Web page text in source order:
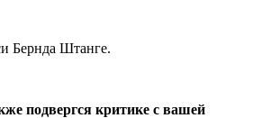
Бернда Штанге.
подвергся критике с вашей